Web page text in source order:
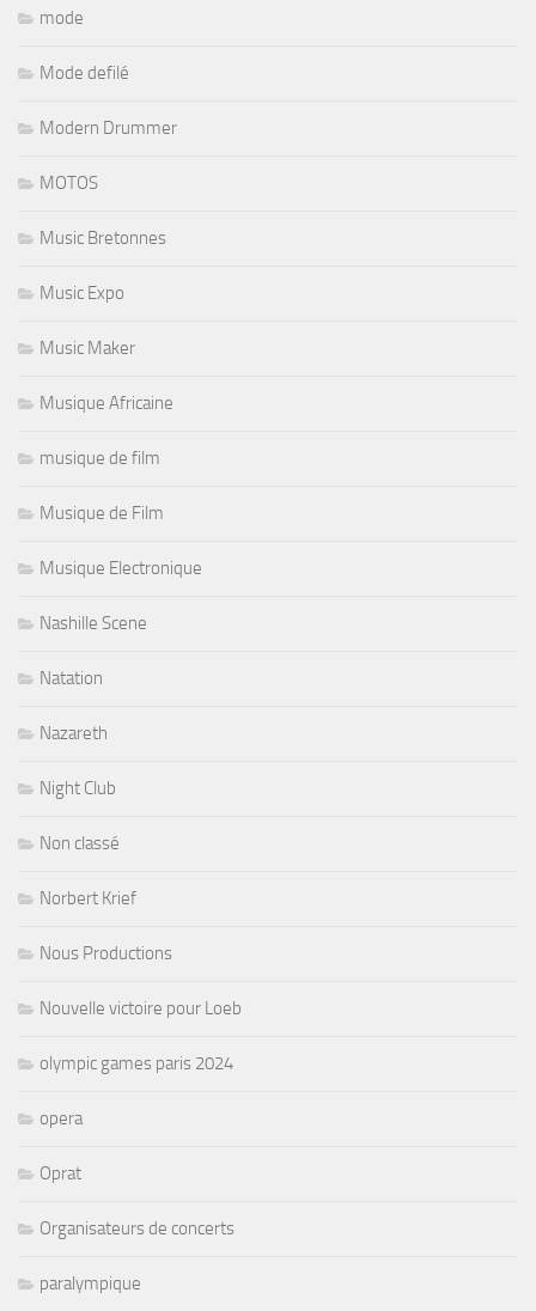
mode
Mode defilé
Modern Drummer
MOTOS
Music Bretonnes
Music Expo
Music Maker
Musique Africaine
musique de film
Musique de Film
Musique Electronique
Nashille Scene
Natation
Nazareth
Night Club
Non classé
Norbert Krief
Nous Productions
Nouvelle victoire pour Loeb
olympic games paris 2024
opera
Oprat
Organisateurs de concerts
paralympique